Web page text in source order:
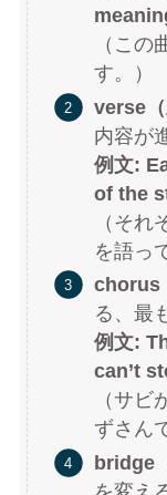
（こ
す。）
verse（
内容が
例文:
of the
（そ
を語っ
chorus
る、最
例文:
can’t
（サ
ずさん
bridge